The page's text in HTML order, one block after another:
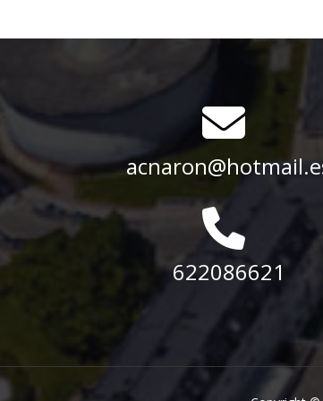
622086621